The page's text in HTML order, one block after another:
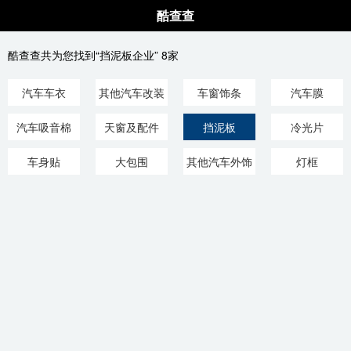
酷查查
酷查查共为您找到“挡泥板企业” 8家
汽车车衣
其他汽车改装
件
车窗饰条 汽车膜
汽车吸音棉 天窗及配件 挡泥板 冷光片
车身贴 大包围
其他汽车外饰
灯框